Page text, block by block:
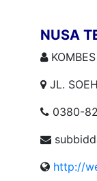
NUSA
JL.
0380-
http://